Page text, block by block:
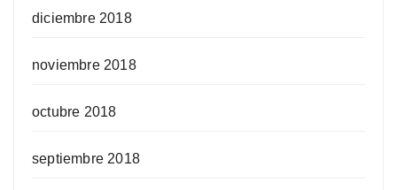
diciembre 2018
noviembre 2018
octubre 2018
septiembre 2018